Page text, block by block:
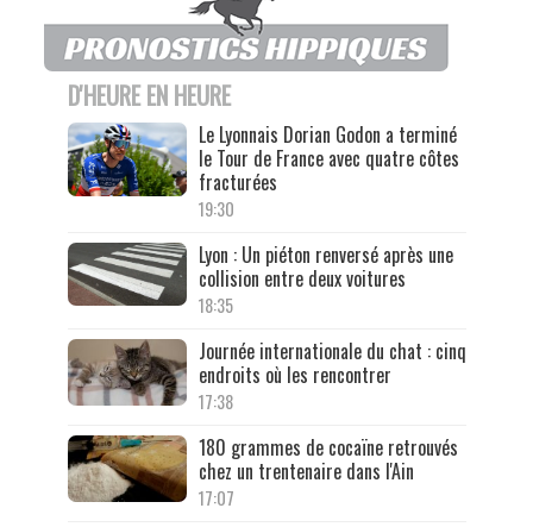
D'HEURE EN HEURE
Le Lyonnais Dorian Godon a terminé
le Tour de France avec quatre côtes
fracturées
19:30
Lyon : Un piéton renversé après une
collision entre deux voitures
18:35
Journée internationale du chat : cinq
endroits où les rencontrer
17:38
180 grammes de cocaïne retrouvés
chez un trentenaire dans l'Ain
17:07